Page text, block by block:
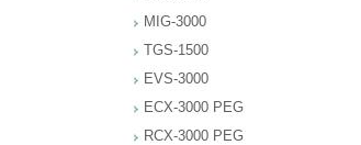
MIG-3000
TGS-1500
EVS-3000
ECX-3000 PEG
RCX-3000 PEG